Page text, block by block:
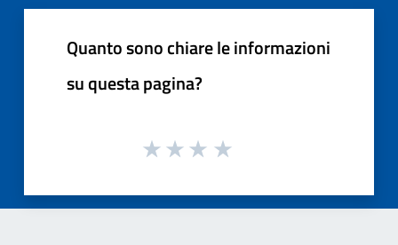
Quanto sono chiare le informazioni
su questa pagina?